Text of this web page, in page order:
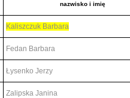
nazwisko i imię
Kaliszczuk Barbara
Fedan Barbara
Łysenko Jerzy
Zalipska Janina